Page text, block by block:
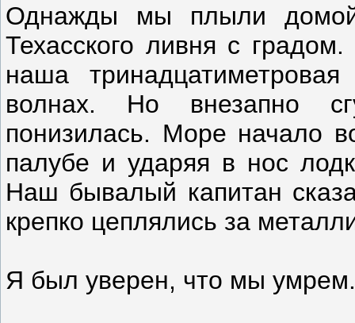
Однажды мы плыли
Техасского ливня с
наша
волнах. Но внезапно
понизилась. Море начало
палубе и ударяя в нос
Наш бывалый капитан
крепко цеплялись за
Я был уверен, что мы умрем.